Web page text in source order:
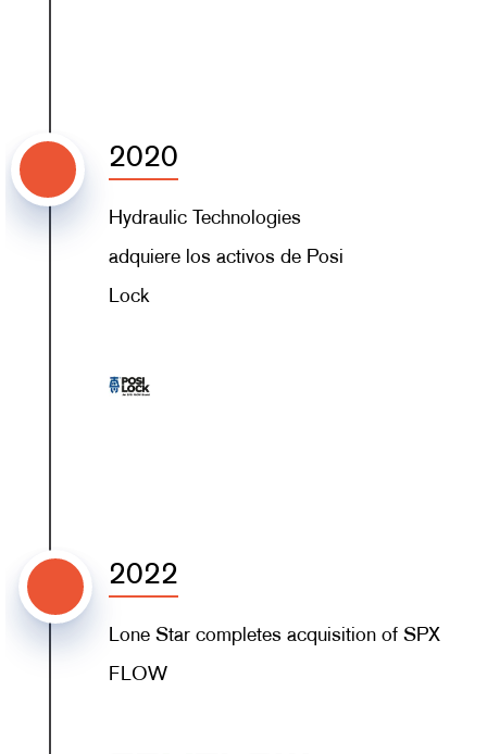
2020
Hydraulic Technologies
adquiere los activos de Posi
Lock
2022
Lone Star completes acquisition of SPX
FLOW